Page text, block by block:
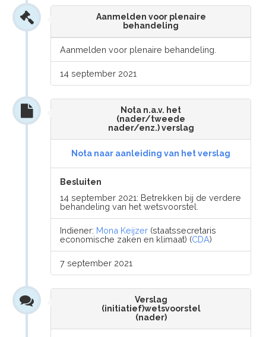
Aanmelden voor plenaire
behandeling
Aanmelden voor plenaire behandeling.
14 september 2021
Nota n.a.v. het
(nader/tweede
nader/enz.) verslag
Nota naar aanleiding van het verslag
Besluiten
14 september 2021: Betrekken bij de verdere
behandeling van het wetsvoorstel.
Indiener: Mona Keijzer (staatssecretaris
economische zaken en klimaat) (CDA)
7 september 2021
Verslag
(initiatief)wetsvoorstel
(nader)